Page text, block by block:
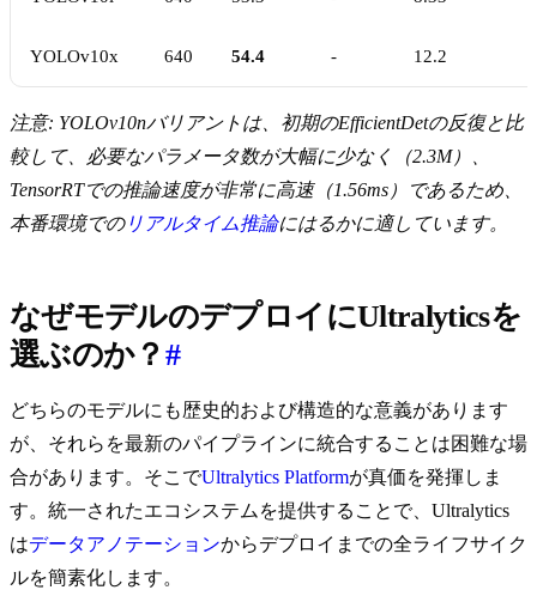
YOLOv10x 640 54.4 - 12.2
注意: YOLOv10nバリアントは、初期のEfficientDetの反復と比
較して、必要なパラメータ数が大幅に少なく（2.3M）、
TensorRTでの推論速度が非常に高速（1.56ms）であるため、
本番環境でのリアルタイム推論にはるかに適しています。
なぜモデルのデプロイにUltralyticsを
選ぶのか？ #
どちらのモデルにも歴史的および構造的な意義があります
が、それらを最新のパイプラインに統合することは困難な場
合があります。そこでUltralytics Platformが真価を発揮しま
す。統一されたエコシステムを提供することで、Ultralytics
はデータアノテーションからデプロイまでの全ライフサイク
ルを簡素化します。